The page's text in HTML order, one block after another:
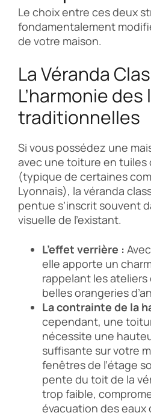
Le choix entre ces deux
fondamentalement
de votre maison.
La Véranda
L’harmonie
traditionnelles
Si vous possédez une
avec une toiture en tuiles
(typique de certaines
Lyonnais), la véranda
pentue s’inscrit souvent
visuelle de l’existant.
L’effet verrière :
elle apporte un
rappelant les ateliers
belles orangeries
La contrainte de la
cependant, une
nécessite une
suffisante sur votre
fenêtres de l’étage
pente du toit de la
trop faible,
évacuation des eaux